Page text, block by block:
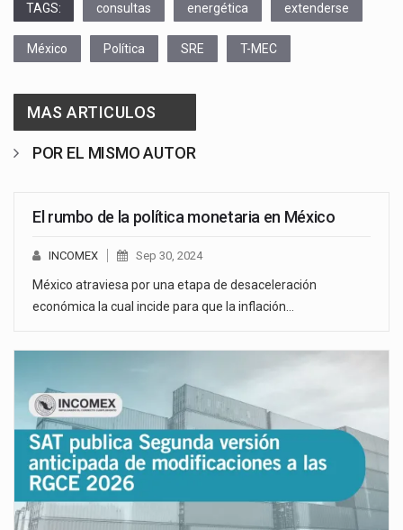
TAGS: consultas energética extenderse
México Política SRE T-MEC
MAS ARTICULOS
POR EL MISMO AUTOR
El rumbo de la política monetaria en México
INCOMEX Sep 30, 2024
México atraviesa por una etapa de desaceleración
económica la cual incide para que la inflación…